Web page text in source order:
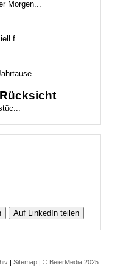
Morgen...
f...
Auf LinkedIn teilen
| Sitemap | © BeierMedia 2025